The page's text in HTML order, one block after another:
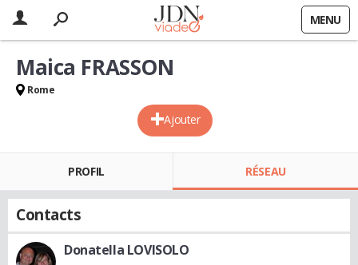
MENU
Ajouter
Maica FRASSON
Rome
PROFIL RÉSEAU
Contacts
Donatella LOVISOLO